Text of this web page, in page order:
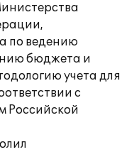
по ведению
бюджета и
учета для
с
Российской